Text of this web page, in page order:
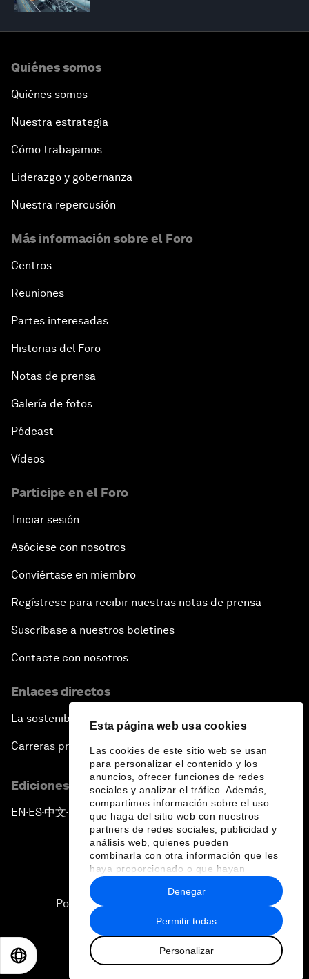
Esta página web usa cookies
Las cookies de este sitio web se usan
para personalizar el contenido y los
anuncios, ofrecer funciones de redes
sociales y analizar el tráfico. Además,
compartimos información sobre el uso
que haga del sitio web con nuestros
partners de redes sociales, publicidad y
análisis web, quienes pueden
combinarla con otra información que les
haya proporcionado o que hayan
recopilado a partir del uso que haya
hecho de sus servicios.
Permitir todas
Personalizar
Denegar
Quiénes somos
Quiénes somos
Nuestra estrategia
Cómo trabajamos
Liderazgo y gobernanza
Nuestra repercusión
Más información sobre el Foro
Centros
Reuniones
Partes interesadas
Historias del Foro
Notas de prensa
Galería de fotos
Pódcast
Vídeos
Participe en el Foro
Iniciar sesión
Asóciese con nosotros
Conviértase en miembro
Regístrese para recibir nuestras notas de prensa
Suscríbase a nuestros boletines
Contacte con nosotros
Enlaces directos
La sostenibilidad en el Foro
Carreras profesionales
Ediciones en otros idiomas
EN ▪ES▪中文▪ 日本語
Política de privacidad y normas de uso
Sitemap
2026 Foro Económico Mundial